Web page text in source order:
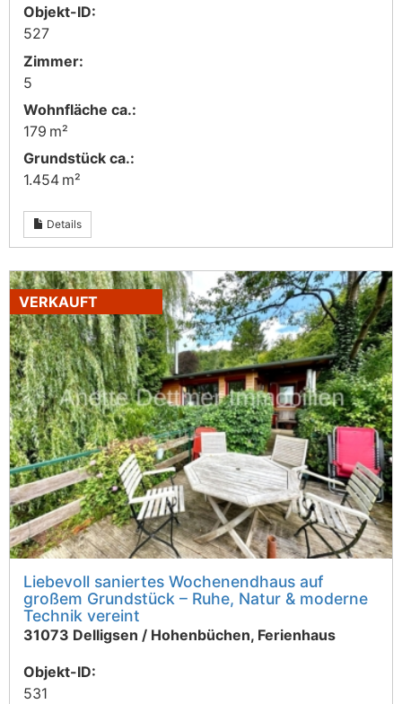
Objekt-ID:
527
Zimmer:
5
Wohnfläche ca.:
179 m²
Grund­stück ca.:
1.454 m²
Details
VERKAUFT
Liebevoll saniertes Wochenendhaus auf
großem Grundstück – Ruhe, Natur & moderne
Technik vereint
31073 Delligsen / Hohenbüchen, Ferienhaus
Objekt-ID:
531